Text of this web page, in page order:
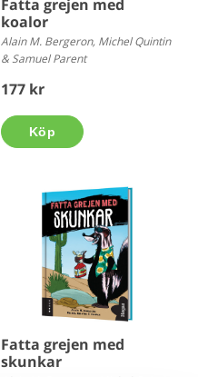
Fatta grejen med
koalor
Alain M. Bergeron, Michel Quintin
& Samuel Parent
177 kr
Köp
Fatta grejen med
skunkar